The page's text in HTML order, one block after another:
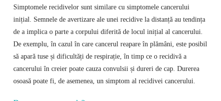
Simptomele recidivelor sunt similare cu simptomele cancerului
inițial. Semnele de avertizare ale unei recidive la distanță au tendința
de a implica o parte a corpului diferită de locul inițial al cancerului.
De exemplu, în cazul în care cancerul reapare în plămâni, este posibil
să apară tuse și dificultăți de respirație, în timp ce o recidivă a
cancerului în creier poate cauza convulsii și dureri de cap. Durerea
osoasă poate fi, de asemenea, un simptom al recidivei cancerului.